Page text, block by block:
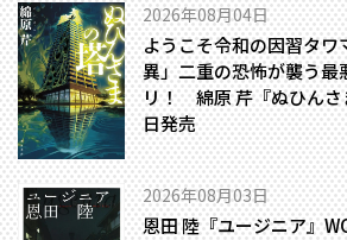
2026年08月04日
ようこそ令和の因習タワ
異」二重の恐怖が襲う最
リ！ 綿原 芹『ぬひん
日発売
2026年08月03日
恩田 陸『ユージニア』